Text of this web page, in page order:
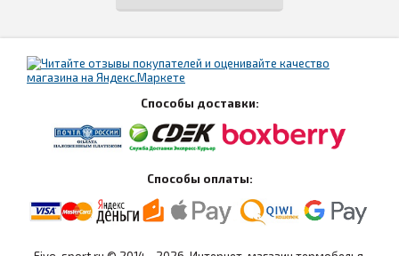
Способы доставки:
Способы оплаты: